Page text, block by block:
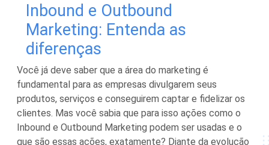
Inbound e Outbound
Marketing: Entenda as
diferenças
Você já deve saber que a área do marketing é
fundamental para as empresas divulgarem seus
produtos, serviços e conseguirem captar e fidelizar os
clientes. Mas você sabia que para isso ações como o
Inbound e Outbound Marketing podem ser usadas e o
que são essas ações, exatamente? Diante da evolução